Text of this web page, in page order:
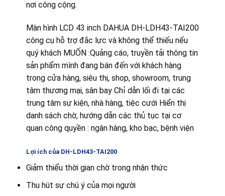
nơi công cộng.
Màn hình LCD 43 inch DAHUA DH-LDH43-TAI200
công cụ hỗ trợ đắc lực và không thể thiếu nếu
quý khách MUỐN :Quảng cáo, truyền tải thông tin
sản phẩm mình đang bán đến với khách hàng
trong cửa hàng, siêu thị, shop, showroom, trung
tâm thương mại, sân bay Chỉ dẫn lối đi tại các
trung tâm sự kiện, nhà hàng, tiệc cưới Hiển thị
danh sách chờ, hướng dẫn các thủ tục tại cơ
quan công quyền : ngân hàng, kho bạc, bệnh viện
Lợi ích của DH-LDH43-TAI200
Giảm thiểu thời gian chờ trong nhận thức
Thu hút sự chú ý của mọi người